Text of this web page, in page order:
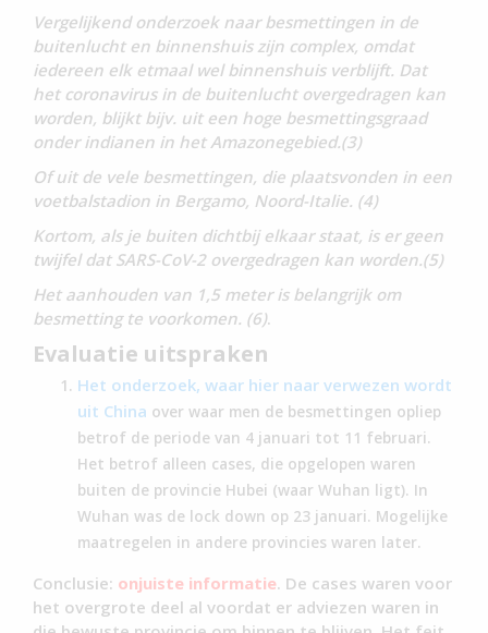
Vergelijkend onderzoek naar besmettingen in de
buitenlucht en binnenshuis zijn complex, omdat
iedereen elk etmaal wel binnenshuis verblijft. Dat
het coronavirus in de buitenlucht overgedragen kan
worden, blijkt bijv. uit een hoge besmettingsgraad
onder indianen in het Amazonegebied.(3)
Of uit de vele besmettingen, die plaatsvonden in een
voetbalstadion in Bergamo, Noord-Italie. (4)
Kortom, als je buiten dichtbij elkaar staat, is er geen
twijfel dat SARS-CoV-2 overgedragen kan worden.(5)
Het aanhouden van 1,5 meter is belangrijk om
besmetting te voorkomen. (6).
Evaluatie uitspraken
Het onderzoek, waar hier naar verwezen wordt
uit China over waar men de besmettingen opliep
betrof de periode van 4 januari tot 11 februari.
Het betrof alleen cases, die opgelopen waren
buiten de provincie Hubei (waar Wuhan ligt). In
Wuhan was de lock down op 23 januari. Mogelijke
maatregelen in andere provincies waren later.
Conclusie: onjuiste informatie. De cases waren voor
het overgrote deel al voordat er adviezen waren in